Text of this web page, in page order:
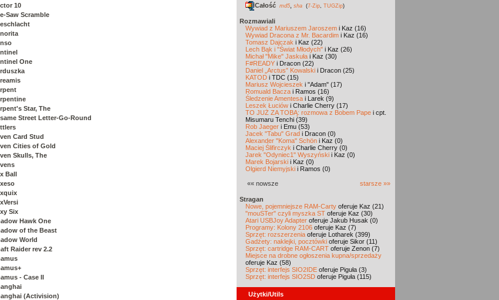
10
Saw Scramble
One
Star, The
Street Letter-Go-Round
Card Stud
Cities of Gold
Skulls, The
Ball
Six
Hawk One
of the Beast
World
Raider rev 2.2
- Case II
(Activision)
Całość md5 sha (7-Zip TUGZip)
Rozmawiali
Wywiad z Mariuszem Jaroszem i Kaz (16)
Wywiad Dracona z Mr. Bacardim i Kaz (16)
Tomasz Dajczak i Kaz (22)
Lech Bąk i "Świat Młodych" i Kaz (26)
Michał "Mike" Jaskuła i Kaz (30)
F#READY i Dracon (22)
Daniel „Arctus” Kowalski i Dracon (25)
KATOD i TDC (15)
Mariusz Wojcieszek i "Adam" (17)
Romuald Bacza i Ramos (16)
Śledzenie Amentesa i Larek (9)
Leszek Łuciów i Charlie Cherry (17)
TO JUŻ ZA TOBĄ: rozmowa z Bobem Pape i cpt.
Misumaru Tenchi (39)
Rob Jaeger i Emu (53)
Jacek "Tabu" Grad i Dracon (0)
Alexander "Koma" Schön i Kaz (0)
Maciej Ślifirczyk i Charlie Cherry (0)
Jarek "Odyniec1" Wyszyński i Kaz (0)
Marek Bojarski i Kaz (0)
Olgierd Niemyjski i Ramos (0)
«« nowsze starsze »»
Stragan
Nowe, pojemniejsze RAM-Carty oferuje Kaz (21)
"mouSTer" czyli myszka ST oferuje Kaz (30)
Atari USBJoy Adapter oferuje Jakub Husak (0)
Programy: Kolony 2106 oferuje Kaz (7)
Sprzęt: rozszerzenia oferuje Lotharek (399)
Gadżety: naklejki, pocztówki oferuje Sikor (11)
Sprzęt: cartridge RAM-CART oferuje Zenon (7)
Miejsce na drobne ogłoszenia kupna/sprzedaży
oferuje Kaz (58)
Sprzęt: interfejs SIO2IDE oferuje Piguła (3)
Sprzęt: interfejs SIO2SD oferuje Piguła (115)
Użytki/Utils